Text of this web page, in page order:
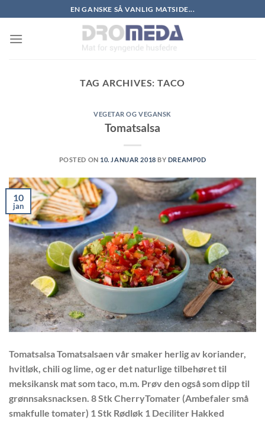
to
content
EN GANSKE SÅ VANLIG MATSIDE...
TAG ARCHIVES: TACO
VEGETAR OG VEGANSK
Tomatsalsa
POSTED ON 10. JANUAR 2018 BY DREAMP0D
10
jan
Tomatsalsa Tomatsalsaen vår smaker herlig av koriander,
hvitløk, chili og lime, og er det naturlige tilbehøret til
meksikansk mat som taco, m.m. Prøv den også som dipp til
grønnsaksnacksen. 8 Stk CherryTomater (Ambefaler små
smakfulle tomater) 1 Stk Rødløk 1 Deciliter Hakked